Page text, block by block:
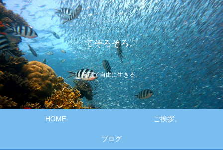
てそろそろ。
笑顔で自由に生きる。
HOME ご挨拶。
ブログ